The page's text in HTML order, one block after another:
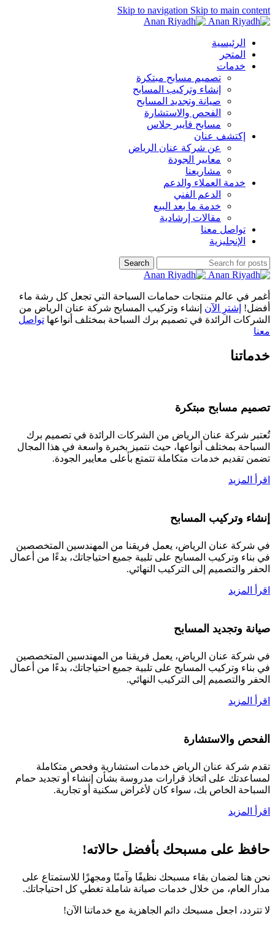
Skip to navigation Skip to main content
الرئيسية
المتجر
خدمات
تصميم مسابح مبتكرة
إنشاء وتركيب المسابح
صيانة وتجديد المسابح
الفحص والاستشارة
مسابح فايبر جلاس
إكتشف عنان
عن شركة عنان الرياض
معايير الجودة
مشاريعنا
خدمة العملاء والدعم
الدعم الفني
خدمة ما بعد البيع
مقالات إرشادية
تواصل معنا
الإنجليزية
Search
أغمر في عالم منتجات حمامات السباحة التي تجعل كل رشة ماء
أفضل! إشترِ الآن إنشاء وتركيب المسابح شركة عنان الرياض من
الشركات الرائدة في تصميم برك السباحة بمختلف أنواعها تواصل
معنا
خدماتنا
تصميم مسابح مبتكرة
تُعتبر شركة عنان الرياض من الشركات الرائدة في تصميم برك
السباحة بمختلف أنواعها، حيث نتميز بخبرة واسعة في هذا المجال
تضمن تقديم خدمات متكاملة تتمتع بأعلى معايير الجودة.
اقرأ المزيد
إنشاء وتركيب المسابح
في شركة عنان الرياض، يعمل فريقنا من المهندسين المتخصصين
في بناء وتركيب المسابح على تلبية جميع احتياجاتك، بدءًا من أعمال
الحفر والتصميم إلى التركيب النهائي.
اقرأ المزيد
صيانة وتجديد المسابح
في شركة عنان الرياض، يعمل فريقنا من المهندسين المتخصصين
في بناء وتركيب المسابح على تلبية جميع احتياجاتك، بدءًا من أعمال
الحفر والتصميم إلى التركيب النهائي.
اقرأ المزيد
الفحص والاستشارة
تقدم شركة عنان الرياض خدمات استشارية وفحص متكاملة
لمساعدتك على اتخاذ قرارات مدروسة بشأن إنشاء أو تجديد حمام
السباحة الخاص بك، سواء كان لأغراض سكنية أو تجارية.
اقرأ المزيد
حافظ على مسبحك بأفضل حالاته!
نحن هنا لضمان بقاء مسبحك نظيفًا وآمنًا ومجهزًا للاستمتاع على
مدار العام، من خلال خدمات صيانة شاملة تغطي كل احتياجاتك.
لا تتردد، اجعل مسبحك دائم الجاهزية مع خدماتنا الآن!